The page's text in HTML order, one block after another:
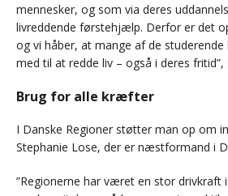
mennesker, og som via deres
livreddende førstehjælp. Derfor er det
og vi håber, at mange af de
med til at redde liv – også i deres
Brug for alle kræfter
I Danske Regioner støtter man op om
Stephanie Lose, der er næstformand i
”Regionerne har været en stor drivkraft